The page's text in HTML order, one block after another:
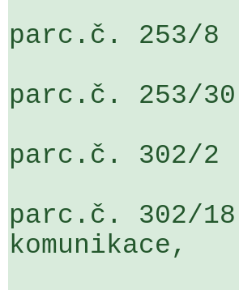
parc.č. 253/8
parc.č. 253/
parc.č. 302/
parc.č. 302/
komunikace,